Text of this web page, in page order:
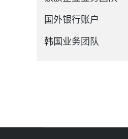
国外银行账户
韩国业务团队